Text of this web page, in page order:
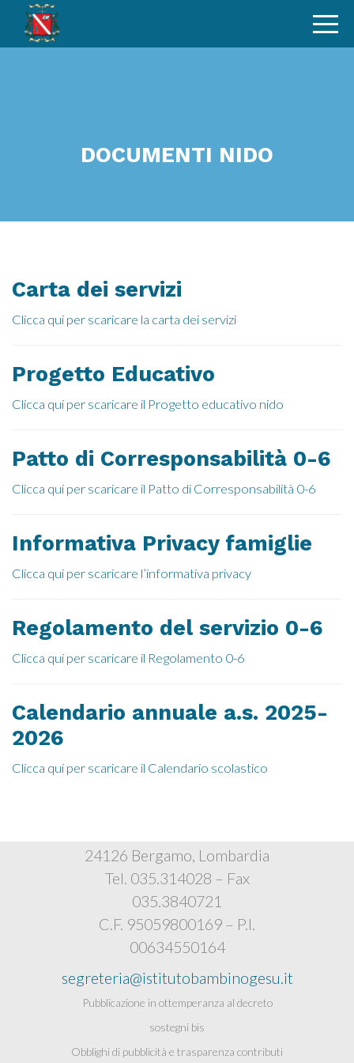
DOCUMENTI NIDO
Carta dei servizi
Clicca qui per scaricare la carta dei servizi
Progetto Educativo
Clicca qui per scaricare il Progetto educativo nido
Patto di Corresponsabilità 0-6
Clicca qui per scaricare il Patto di Corresponsabilità 0-6
Informativa Privacy famiglie
Clicca qui per scaricare l’informativa privacy
Regolamento del servizio 0-6
Clicca qui per scaricare il Regolamento 0-6
Calendario annuale a.s. 2025-
2026
Clicca qui per scaricare il Calendario scolastico
24126 Bergamo, Lombardia
Tel. 035.314028 – Fax
035.3840721
C.F. 95059800169 – P.I.
00634550164
segreteria@istitutobambinogesu.it
Pubblicazione in ottemperanza al decreto
sostegni bis
Obblighi di pubblicità e trasparenza contributi